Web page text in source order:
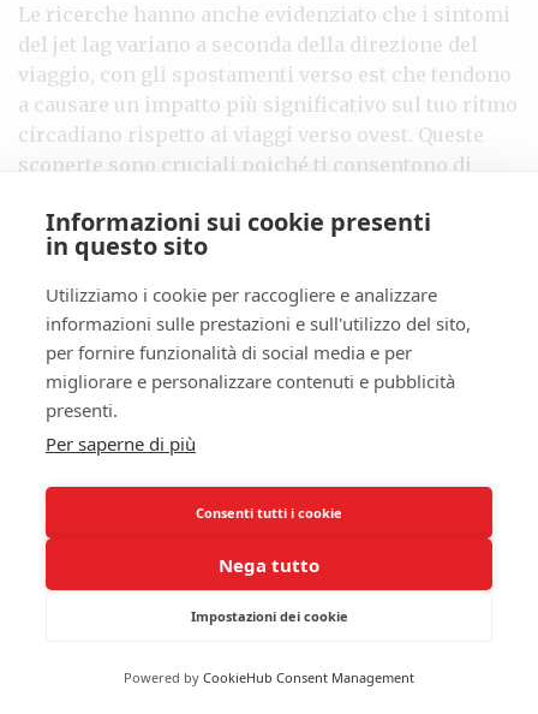
Le ricerche hanno anche evidenziato che i sintomi
del jet lag variano a seconda della direzione del
viaggio, con gli spostamenti verso est che tendono
a causare un impatto più significativo sul tuo ritmo
circadiano rispetto ai viaggi verso ovest. Queste
scoperte sono cruciali poiché ti consentono di
misure preventive per mitigare gli effetti deleteri
del jet lag. Ad esempio, potresti considerare di
regolare i tuoi orari di sonno e di alimentazione
prima del viaggio per aiutare il tuo corpo ad
acclimatarsi più facilmente al nuovo fuso orario.
In generale, i risultati degli studi clinici hanno
dimostrato che interventi come la terapia della
luce e il monitoraggio regolare dei tuoi pattern di
sonno possono migliorare significativamente la
Cercare di migliorare la qualità
del tuo sonno
problema ti permetterà di vivere i tuoi viaggi con
Frequenti
Informazioni sui cookie presenti
in questo sito
Utilizziamo i cookie per raccogliere e analizzare
informazioni sulle prestazioni e sull'utilizzo del sito,
per fornire funzionalità di social media e per
migliorare e personalizzare contenuti e pubblicità
presenti.
Per saperne di più
Consenti tutti i cookie
Nega tutto
Impostazioni dei cookie
Powered by CookieHub Consent Management